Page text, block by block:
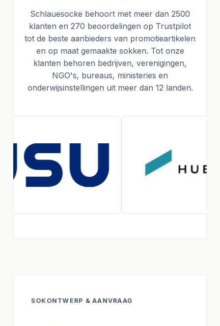
Schlauesocke behoort met meer dan 2500
klanten en 270 beoordelingen op Trustpilot
tot de beste aanbieders van promotieartikelen
en op maat gemaakte sokken. Tot onze
klanten behoren bedrijven, verenigingen,
NGO's, bureaus, ministeries en
onderwijsinstellingen uit meer dan 12 landen.
SOKONTWERP & AANVRAAG